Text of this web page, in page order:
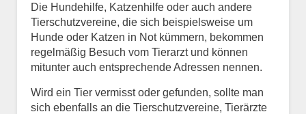
Die Hundehilfe, Katzenhilfe oder auch andere
Tierschutzvereine, die sich beispielsweise um
Hunde oder Katzen in Not kümmern, bekommen
regelmäßig Besuch vom Tierarzt und können
mitunter auch entsprechende Adressen nennen.
Wird ein Tier vermisst oder gefunden, sollte man
sich ebenfalls an die Tierschutzvereine, Tierärzte